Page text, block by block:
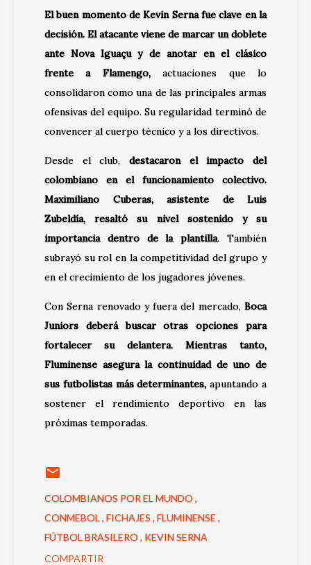
El buen momento de Kevin Serna fue clave en la
decisión. El atacante viene de marcar un doblete
ante Nova Iguaçu y de anotar en el clásico
frente a Flamengo,actuaciones que lo
consolidaron como una de las principales armas
ofensivas del equipo. Su regularidad terminó de
convencer al cuerpo técnico y a los directivos.
Desde el club, destacaron el impacto del
colombiano en el funcionamiento colectivo.
Maximiliano Cuberas, asistente de Luis
Zubeldía, resaltó su nivel sostenido y su
importancia dentro de la plantilla. También
subrayó su rol en la competitividad del grupo y
en el crecimiento de los jugadores jóvenes.
Con Serna renovado y fuera del mercado, Boca
Juniors deberá buscar otras opciones para
fortalecer su delantera. Mientras tanto,
Fluminense asegura la continuidad de uno de
sus futbolistas más determinantes, apuntando a
sostener el rendimiento deportivo en las
próximas temporadas.
COLOMBIANOS POR EL MUNDO
CONMEBOL FICHAJES FLUMINENSE
FÚTBOL BRASILERO KEVIN SERNA
COMPARTIR